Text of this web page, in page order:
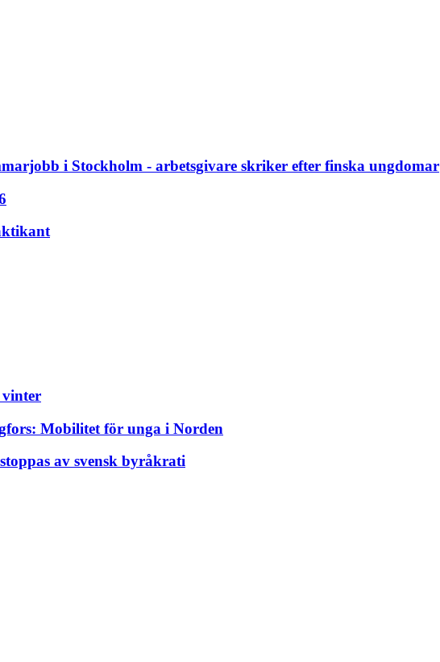
i Stockholm - arbetsgivare skriker efter finska ungdomar
Mobilitet för unga i Norden
av svensk byråkrati